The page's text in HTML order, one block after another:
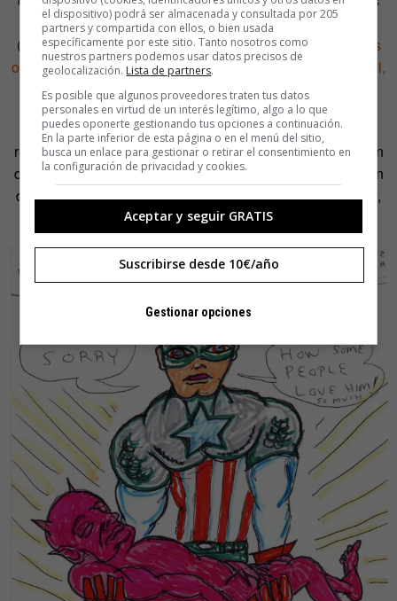
actuaciones de Jad Fair (Half Japanese) y Norman Blake
(Teenage Fanclub), Mary Lou Lord y Kathy Mc Carthy.
Sus
obras se expondrán dos días después, desde el 20 de abril,
hasta el 10 de junio.
El concierto y la exposición coinciden también con el
reciente lanzamiento deColoreando a Daniel Johnston
, un
disco de homenaje al autor que cuenta con la participación
de bandas como La Estrella de David, The Secret Society,
Aurora o Los Punsetes.
el dispositivo) podrá ser almacenada y consultada por 205
partners y compartida con ellos, o bien usada
específicamente por este sitio. Tanto nosotros como
nuestros partners podemos usar datos precisos de
geolocalización. Lista de partners.
Es posible que algunos proveedores traten tus datos
personales en virtud de un interés legítimo, algo a lo que
puedes oponerte gestionando tus opciones a continuación.
En la parte inferior de esta página o en el menú del sitio,
busca un enlace para gestionar o retirar el consentimiento en
la configuración de privacidad y cookies.
Aceptar y seguir GRATIS
Suscribirse desde 10€/año
Gestionar opciones